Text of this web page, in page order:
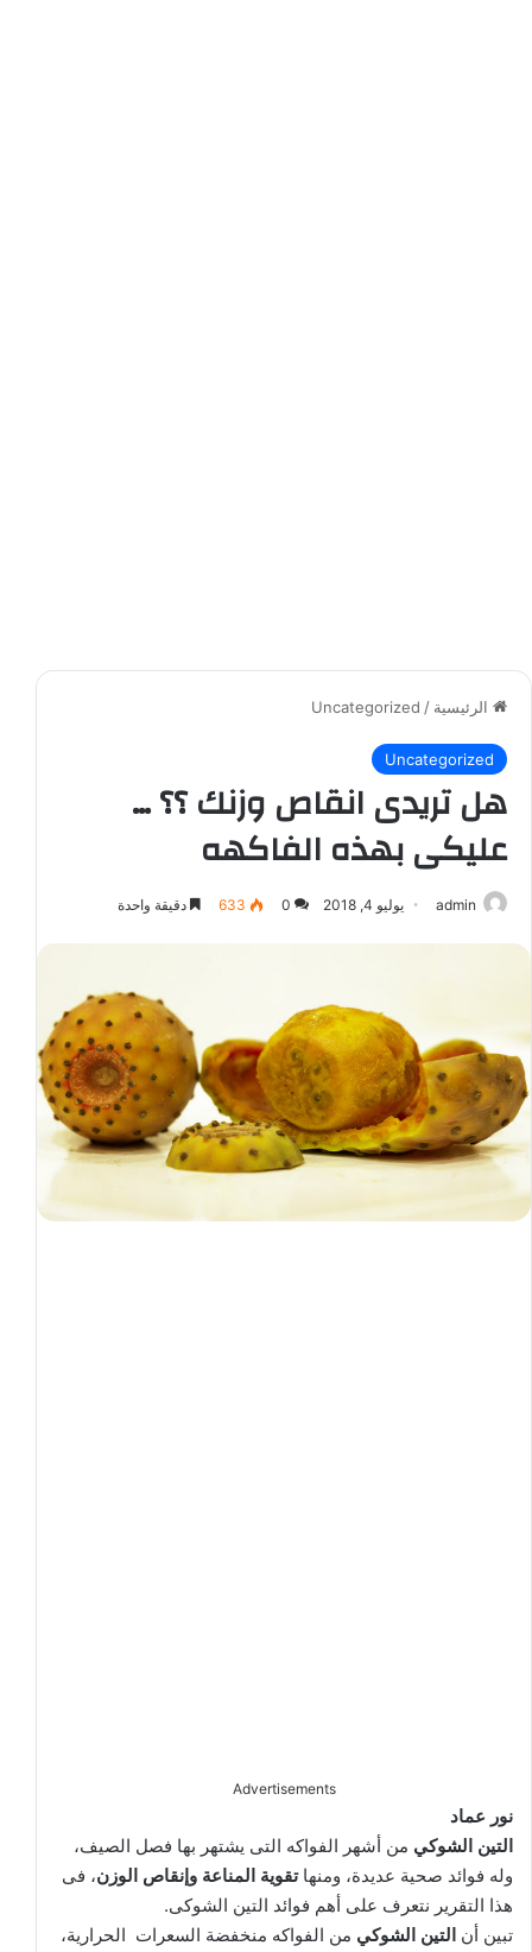
الرئيسية /
Uncategorized
Uncategorized
هل تريدى انقاص وزنك ؟؟ …
عليكى بهذه الفاكهه
admin يوليو 4, 2018 0
633 دقيقة واحدة
Advertisements
نور عماد
التين الشوكي من أشهر الفواكه التى يشتهر بها فصل الصيف،
وله فوائد صحية عديدة، ومنهاتقوية المناعة وإنقاص الوزن، فى
هذا التقرير نتعرف على أهم فوائد التين الشوكى.
تبين أن التين الشوكي من الفواكه منخفضة السعرات الحرارية،